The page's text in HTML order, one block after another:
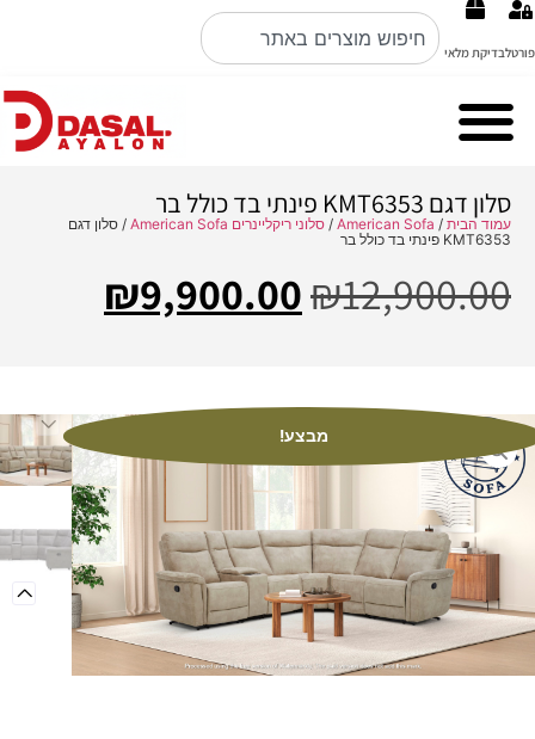
פורטלבדיקת מלאי
סלון דגם KMT6353 פינתי בד כולל בר
עמוד הבית /
American Sofa
/ סלוני ריקליינרים American Sofa
/ סלון דגם
KMT6353 פינתי בד כולל בר
₪12,900.00
₪9,900.00
מבצע!